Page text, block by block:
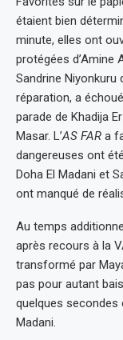
étaient bien
minute, elles ont
protégées d’Amine
Sandrine Niyonkuru
réparation, a
parade de Khadija
Masar. L’AS FAR a
dangereuses ont
Doha El Madani et
ont manqué de
Au temps
après recours à la
transformé par
pas pour autant
quelques secondes
Madani.